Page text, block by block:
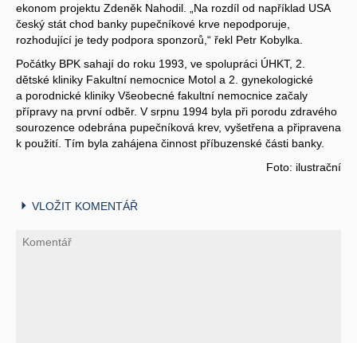
ekonom projektu Zdeněk Nahodil. „Na rozdíl od například USA
český stát chod banky pupečníkové krve nepodporuje,
rozhodující je tedy podpora sponzorů,“ řekl Petr Kobylka.
Počátky BPK sahají do roku 1993, ve spolupráci ÚHKT, 2.
dětské kliniky Fakultní nemocnice Motol a 2. gynekologické
a porodnické kliniky Všeobecné fakultní nemocnice začaly
přípravy na první odběr. V srpnu 1994 byla při porodu zdravého
sourozence odebrána pupečníková krev, vyšetřena a připravena
k použití. Tím byla zahájena činnost příbuzenské části banky.
Foto: ilustrační
VLOŽIT KOMENTÁŘ